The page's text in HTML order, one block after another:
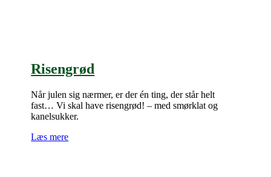
Risengrød
Når julen sig nærmer, er der én ting, der står helt
fast… Vi skal have risengrød! – med smørklat og
kanelsukker.
Læs mere